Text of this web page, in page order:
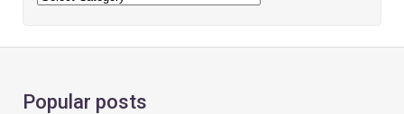
Popular posts